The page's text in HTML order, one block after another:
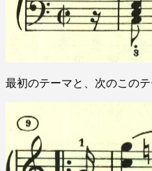
最初のテーマと、次のこのテ